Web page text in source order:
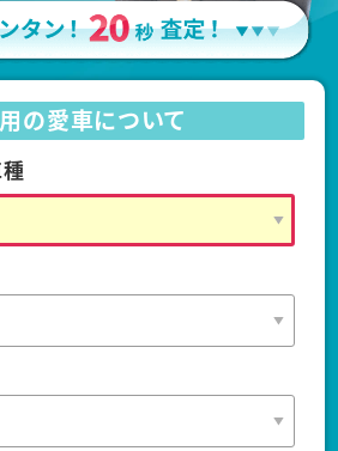
の愛車について